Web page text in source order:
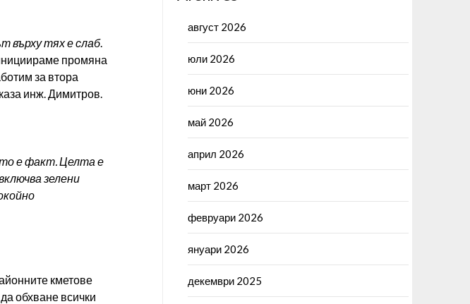
върху тях е слаб.
промяна
за втора
инж. Димитров.
е факт. Целта е
зелени
кметове
обхване всички
август 2026
юли 2026
юни 2026
май 2026
април 2026
март 2026
февруари 2026
януари 2026
декември 2025